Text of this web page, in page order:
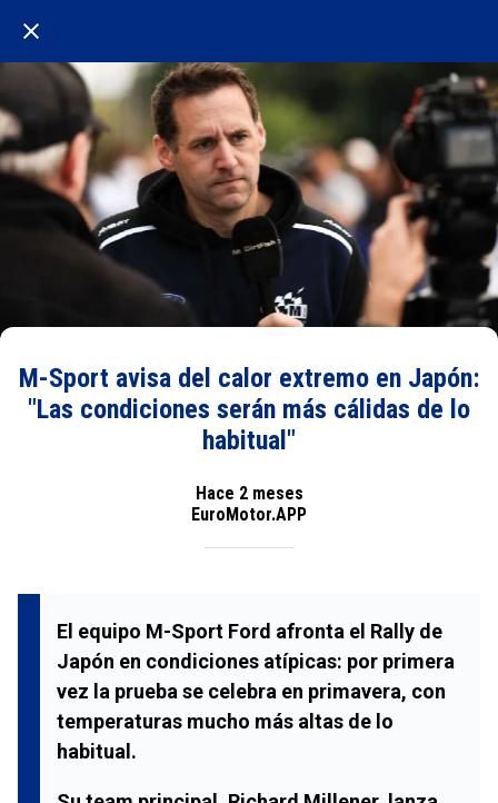
M-Sport avisa del calor extremo en Japón:
"Las condiciones serán más cálidas de lo
habitual"
Hace 2 meses
EuroMotor.APP
El equipo M-Sport Ford afronta el Rally de
Japón en condiciones atípicas: por primera
vez la prueba se celebra en primavera, con
temperaturas mucho más altas de lo
habitual.